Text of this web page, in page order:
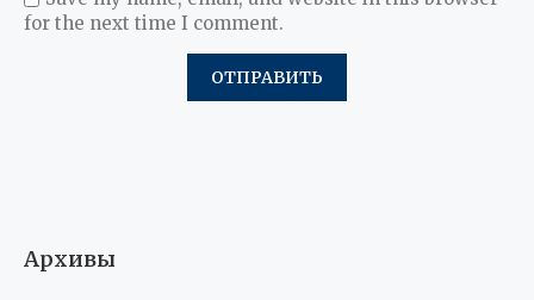
for the next time I comment.
Архивы